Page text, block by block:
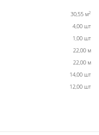
30,55 м2
4,00 шт
1,00 шт
22,00 м
22,00 м
14,00 шт
12,00 шт